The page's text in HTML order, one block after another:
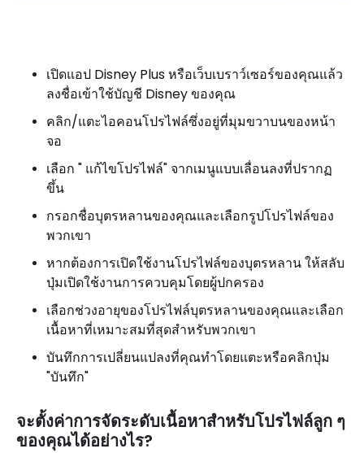
เปิดแอป Disney Plus หรือเว็บเบราว์เซอร์ของคุณแล้ว
ลงชื่อเข้าใช้บัญชี Disney ของคุณ
คลิก/แตะไอคอนโปรไฟล์ซึ่งอยู่ที่มุมขวาบนของหน้า
จอ
เลือก " แก้ไขโปรไฟล์" จากเมนูแบบเลื่อนลงที่ปรากฏ
ขึ้น
กรอกชื่อบุตรหลานของคุณและเลือกรูปโปรไฟล์ของ
พวกเขา
หากต้องการเปิดใช้งานโปรไฟล์ของบุตรหลาน ให้สลับ
ปุ่มเปิดใช้งานการควบคุมโดยผู้ปกครอง
เลือกช่วงอายุของโปรไฟล์บุตรหลานของคุณและเลือก
เนื้อหาที่เหมาะสมที่สุดสำหรับพวกเขา
บันทึกการเปลี่ยนแปลงที่คุณทำโดยแตะหรือคลิกปุ่ม
"บันทึก"
จะตั้งค่าการจัดระดับเนื้อหาสำหรับโปรไฟล์ลูก ๆ
ของคุณได้อย่างไร?